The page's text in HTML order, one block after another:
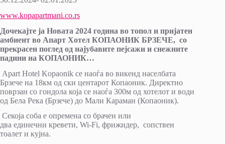
www.kopapartmani.co.rs
Дочекајте ја Новата 2024 година во топол и пријатен
амбиент во Апарт Хотел КОПАОНИК БРЗЕЧЕ, со
прекрасен поглед од најубавите пејсажи и снежните
падини на КОПАОНИК…
Apart Hotel Kopaonik се наоѓа во викенд населбата
Брзече на 18км од ски центарот Копаоник. Директно
поврзан со гондола која се наоѓа 300м од хотелот и води
од Бела Река (Брзече) до Мали Караман (Копаоник).
Секоја соба е опремена со брачен или
два единечни кревети, Wi-Fi, фрижидер, сопствен
тоалет и кујна.